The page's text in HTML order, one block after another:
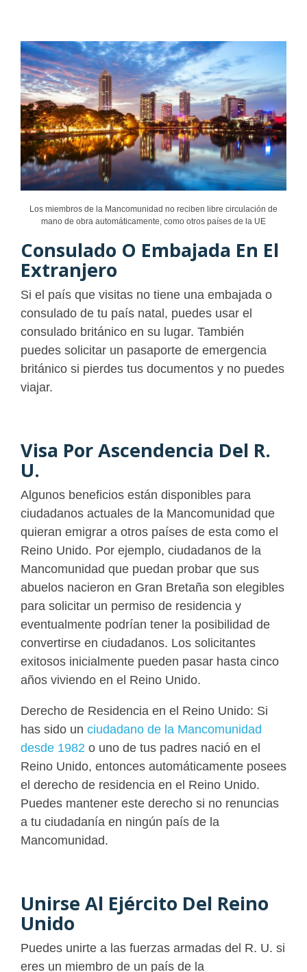
Los miembros de la Mancomunidad no reciben libre circulación de
mano de obra automáticamente, como otros países de la UE
Consulado O Embajada En El
Extranjero
Si el país que visitas no tiene una embajada o
consulado de tu país natal, puedes usar el
consulado británico en su lugar. También
puedes solicitar un pasaporte de emergencia
británico si pierdes tus documentos y no puedes
viajar.
Visa Por Ascendencia Del R.
U.
Algunos beneficios están disponibles para
ciudadanos actuales de la Mancomunidad que
quieran emigrar a otros países de esta como el
Reino Unido. Por ejemplo, ciudadanos de la
Mancomunidad que puedan probar que sus
abuelos nacieron en Gran Bretaña son elegibles
para solicitar un permiso de residencia y
eventualmente podrían tener la posibilidad de
convertirse en ciudadanos. Los solicitantes
exitosos inicialmente pueden pasar hasta cinco
años viviendo en el Reino Unido.
Derecho de Residencia en el Reino Unido: Si
has sido un ciudadano de la Mancomunidad
desde 1982 o uno de tus padres nació en el
Reino Unido, entonces automáticamente posees
el derecho de residencia en el Reino Unido.
Puedes mantener este derecho si no renuncias
a tu ciudadanía en ningún país de la
Mancomunidad.
Unirse Al Ejército Del Reino
Unido
Puedes unirte a las fuerzas armadas del R. U. si
eres un miembro de un país de la